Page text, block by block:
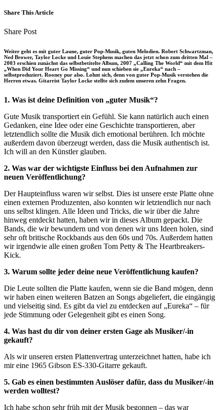
Facebook
to
via
Share This Article
Share PostShare
Facebook
Copy
clipboard
Send
via
eMail
Weiter geht es mit guter Laune, guter Pop-Musik, guten Melodien. Robert Schwartzman,
Ned Brower, Taylor Locke und Louie Stephens machen das jetzt schon zum dritten Mal –
2003 erschien zunächst das selbstbetitelte Album, 2007 „Calling The World“ mit dem Hit
„When Did Your Heart Go Missing“ und nun schieben sie „Eureka“ nach –
selbstproduziert. Rooney pur also. Lohnt sich, denn von guter Pop-Musik verstehen die
Herren etwas. Gitarrist Taylor Locke stellte sich zudem unseren zehn Fragen.
1. Was ist deine Definition von „guter Musik“?
Gute Musik transportiert ein Gefühl. Sie kann natürlich auch einen
Gedanken, eine Idee oder eine Geschichte transportieren, aber
letztendlich sollte die Musik dich emotional berühren. Ich möchte
außerdem davon überzeugt werden, dass die Musik authentisch ist.
Ich will an den Künstler glauben.
2. Was war der wichtigste Einfluss bei den Aufnahmen zur
neuen Veröffentlichung?
Der Haupteinfluss waren wir selbst. Dies ist unsere erste Platte ohne
einen externen Produzenten, also konnten wir letztendlich nur nach
uns selbst klingen. Alle Ideen und Tricks, die wir über die Jahre
hinweg entdeckt hatten, haben wir in dieses Album gepackt. Die
Bands, die wir bewundern und von denen wir uns Ideen holen, sind
sehr oft britische Rockbands aus den 60s und 70s. Außerdem hatten
wir irgendwie alle einen großen Tom Petty & The Heartbreakers-
Kick.
3. Warum sollte jeder deine neue Veröffentlichung kaufen?
Die Leute sollten die Platte kaufen, wenn sie die Band mögen, denn
wir haben einen weiteren Batzen an Songs abgeliefert, die eingängig
und vielseitig sind. Es gibt da viel zu entdecken auf „Eureka“ – für
jede Stimmung oder Gelegenheit gibt es einen Song.
4. Was hast du dir von deiner ersten Gage als Musiker/-in
gekauft?
Als wir unseren ersten Plattenvertrag unterzeichnet hatten, habe ich
mir eine 1965 Gibson ES-330-Gitarre gekauft.
5. Gab es einen bestimmten Auslöser dafür, dass du Musiker/-in
werden wolltest?
Ich habe schon sehr früh mit der Musik begonnen – das war